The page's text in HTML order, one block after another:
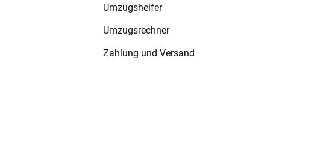
Umzugshelfer
Umzugsrechner
Zahlung und Versand